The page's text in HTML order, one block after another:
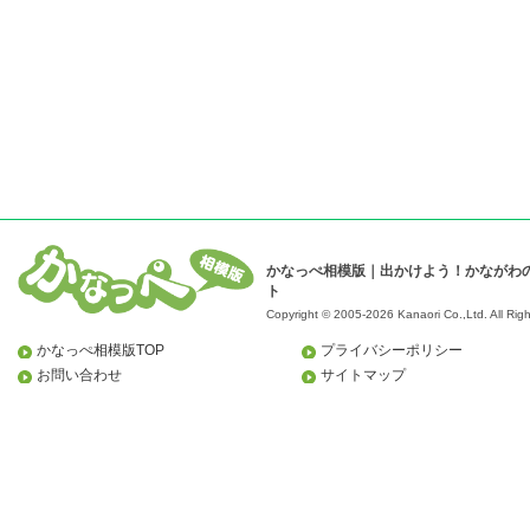
かなっぺ相模版｜出かけよう！かながわ
ト
Copyright © 2005-2026 Kanaori Co.,Ltd. All
かなっぺ相模版TOP
お問い合わせ
プライバシーポリシー
サイトマップ